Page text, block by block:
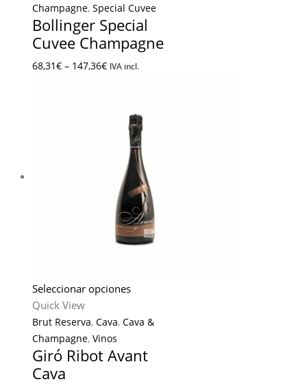
Champagne, Special Cuvee
Bollinger Special
Cuvee Champagne
68,31€– 147,36€ IVA incl.
Seleccionar opciones
Quick View
Brut Reserva, Cava, Cava &
Champagne, Vinos
Giró Ribot Avant
Cava